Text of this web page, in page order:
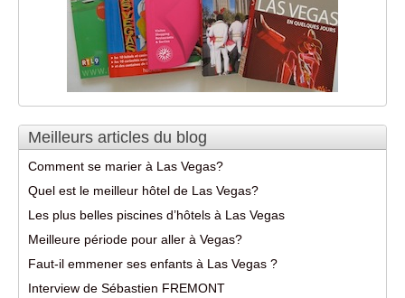
Meilleurs articles du blog
Comment se marier à Las Vegas?
Quel est le meilleur hôtel de Las Vegas?
Les plus belles piscines d’hôtels à Las Vegas
Meilleure période pour aller à Vegas?
Faut-il emmener ses enfants à Las Vegas ?
Interview de Sébastien FREMONT